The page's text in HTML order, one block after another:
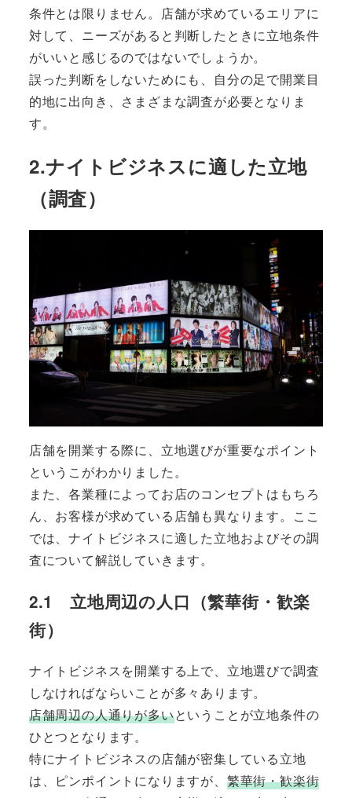
条件とは限りません。店舗が求めているエリアに
対して、ニーズがあると判断したときに立地条件
がいいと感じるのではないでしょうか。
誤った判断をしないためにも、自分の足で開業目
的地に出向き、さまざまな調査が必要となりま
す。
2.ナイトビジネスに適した立地
（調査）
店舗を開業する際に、立地選びが重要なポイント
というこがわかりました。
また、各業種によってお店のコンセプトはもちろ
ん、お客様が求めている店舗も異なります。ここ
では、ナイトビジネスに適した立地およびその調
査について解説していきます。
2.1 立地周辺の人口（繁華街・歓楽
街）
ナイトビジネスを開業する上で、立地選びで調査
しなければならいことが多々あります。
店舗周辺の人通りが多いということが立地条件の
ひとつとなります。
特にナイトビジネスの店舗が密集している立地
は、ピンポイントになりますが、 繁華街・歓楽街